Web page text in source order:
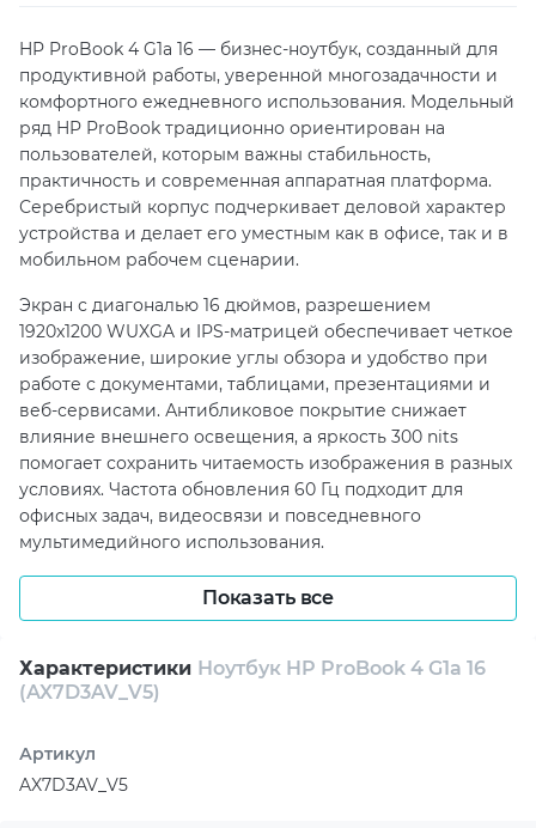
Техническая поддержка Консультация
HP ProBook 4 G1a 16 — бизнес-ноутбук, созданный для
продуктивной работы, уверенной многозадачности и
комфортного ежедневного использования. Модельный
ряд HP ProBook традиционно ориентирован на
пользователей, которым важны стабильность,
практичность и современная аппаратная платформа.
Серебристый корпус подчеркивает деловой характер
устройства и делает его уместным как в офисе, так и в
мобильном рабочем сценарии.
Экран с диагональю 16 дюймов, разрешением
1920x1200 WUXGA и IPS-матрицей обеспечивает четкое
изображение, широкие углы обзора и удобство при
работе с документами, таблицами, презентациями и
веб-сервисами. Антибликовое покрытие снижает
влияние внешнего освещения, а яркость 300 nits
помогает сохранить читаемость изображения в разных
условиях. Частота обновления 60 Гц подходит для
офисных задач, видеосвязи и повседневного
мультимедийного использования.
За производительность отвечает AMD Ryzen 7 250 на
архитектуре AMD Zen 4 с 8 ядрами и частотой до 5.1
ноутбук уверенно справляется с параллельной
работой нескольких приложений, браузера,
накопитель объемом 1 ТБ обеспечивает быстрый
достаточное пространство для рабочих данных.
Показать все
Характеристики Ноутбук HP ProBook 4 G1a 16
(AX7D3AV_V5)
Артикул
AX7D3AV_V5